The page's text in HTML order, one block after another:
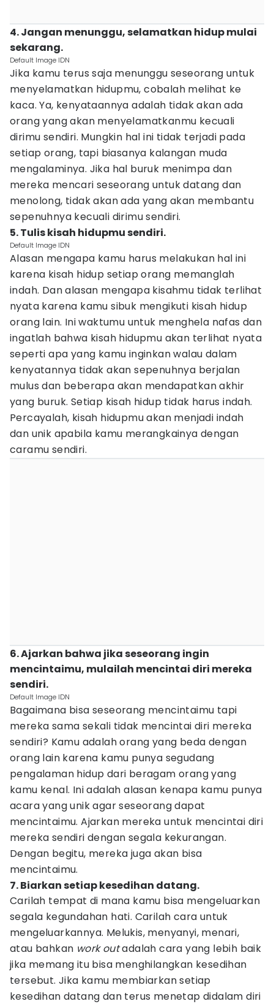
4. Jangan menunggu, selamatkan hidup mulai
sekarang.
Default Image IDN
Jika kamu terus saja menunggu seseorang untuk
menyelamatkan hidupmu, cobalah melihat ke
kaca. Ya, kenyataannya adalah tidak akan ada
orang yang akan menyelamatkanmu kecuali
dirimu sendiri. Mungkin hal ini tidak terjadi pada
setiap orang, tapi biasanya kalangan muda
mengalaminya. Jika hal buruk menimpa dan
mereka mencari seseorang untuk datang dan
menolong, tidak akan ada yang akan membantu
sepenuhnya kecuali dirimu sendiri.
5. Tulis kisah hidupmu sendiri.
Default Image IDN
Alasan mengapa kamu harus melakukan hal ini
karena kisah hidup setiap orang memanglah
indah. Dan alasan mengapa kisahmu tidak terlihat
nyata karena kamu sibuk mengikuti kisah hidup
orang lain. Ini waktumu untuk menghela nafas dan
ingatlah bahwa kisah hidupmu akan terlihat nyata
seperti apa yang kamu inginkan walau dalam
kenyatannya tidak akan sepenuhnya berjalan
mulus dan beberapa akan mendapatkan akhir
yang buruk. Setiap kisah hidup tidak harus indah.
Percayalah, kisah hidupmu akan menjadi indah
dan unik apabila kamu merangkainya dengan
caramu sendiri.
6. Ajarkan bahwa jika seseorang ingin
mencintaimu, mulailah mencintai diri mereka
sendiri.
Default Image IDN
Bagaimana bisa seseorang mencintaimu tapi
mereka sama sekali tidak mencintai diri mereka
sendiri? Kamu adalah orang yang beda dengan
orang lain karena kamu punya segudang
pengalaman hidup dari beragam orang yang
kamu kenal. Ini adalah alasan kenapa kamu punya
acara yang unik agar seseorang dapat
mencintaimu. Ajarkan mereka untuk mencintai diri
mereka sendiri dengan segala kekurangan.
Dengan begitu, mereka juga akan bisa
mencintaimu.
7. Biarkan setiap kesedihan datang.
Carilah tempat di mana kamu bisa mengeluarkan
segala kegundahan hati. Carilah cara untuk
mengeluarkannya. Melukis, menyanyi, menari,
atau bahkan work outadalah cara yang lebih baik
jika memang itu bisa menghilangkan kesedihan
tersebut. Jika kamu membiarkan setiap
kesedihan datang dan terus menetap didalam diri